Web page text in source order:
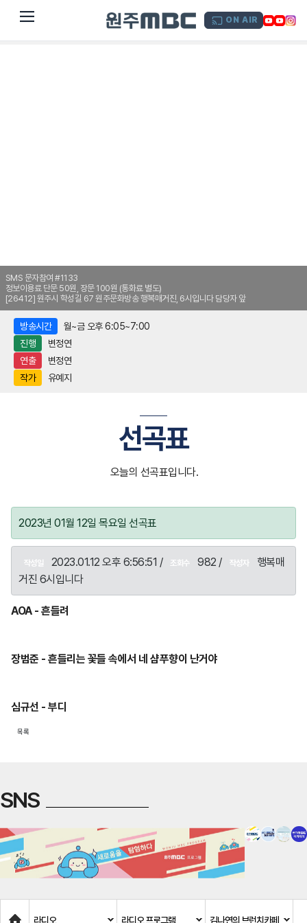
dehaze ON AIR
SMS 문자참여 #1133
정보이용료 단문 50원, 장문 100원 (통화료 별도)
[26412] 원주시 학성길 67 원주문화방송 행복매거진, 6시입니다 담당자 앞
방송시간
월~금 오후 6:05~7:00
진행
변정연
연출
변정연
작가
유예지
선곡표
오늘의 선곡표입니다.
2023년 01월 12일 목요일 선곡표
작성일 2023.01.12 오후 6:56:51 / 조회수 982 / 작성자
행복매
거진 6시입니다
AOA - 흔들려
장범준 - 흔들리는 꽃들 속에서 네 샴푸향이 난거야
심규선 - 부디
목록
SNS
Home
라디오 라디오 프로그램 김나연의 브런치카페